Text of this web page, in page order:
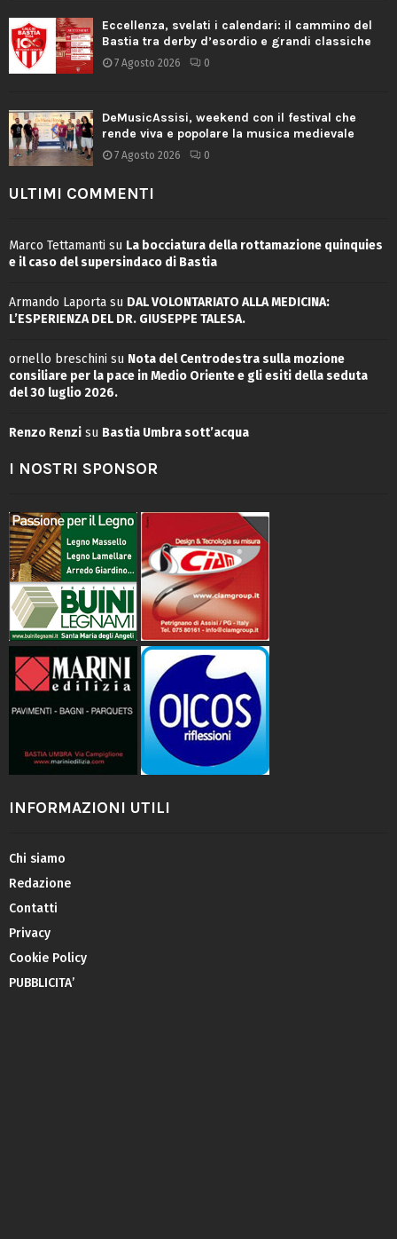
Eccellenza, svelati i calendari: il cammino del
Bastia tra derby d’esordio e grandi classiche
7 Agosto 2026 0
DeMusicAssisi, weekend con il festival che
rende viva e popolare la musica medievale
7 Agosto 2026 0
ULTIMI COMMENTI
Marco Tettamanti su La bocciatura della rottamazione quinquies
e il caso del supersindaco di Bastia
Armando Laporta su DAL VOLONTARIATO ALLA MEDICINA:
L’ESPERIENZA DEL DR. GIUSEPPE TALESA.
ornello breschini su Nota del Centrodestra sulla mozione
consiliare per la pace in Medio Oriente e gli esiti della seduta
del 30 luglio 2026.
Renzo Renzi su Bastia Umbra sott’acqua
I NOSTRI SPONSOR
INFORMAZIONI UTILI
Chi siamo
Redazione
Contatti
Privacy
Cookie Policy
PUBBLICITA’